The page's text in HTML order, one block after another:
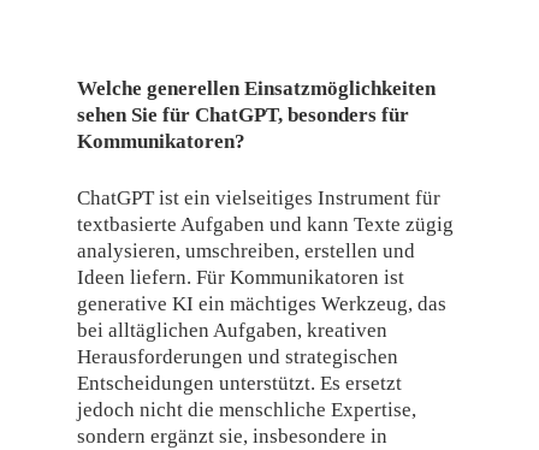
Welche generellen Einsatzmöglichkeiten
sehen Sie für ChatGPT, besonders für
Kommunikatoren?
ChatGPT ist ein vielseitiges Instrument für
textbasierte Aufgaben und kann Texte zügig
analysieren, umschreiben, erstellen und
Ideen liefern. Für Kommunikatoren ist
generative KI ein mächtiges Werkzeug, das
bei alltäglichen Aufgaben, kreativen
Herausforderungen und strategischen
Entscheidungen unterstützt. Es ersetzt
jedoch nicht die menschliche Expertise,
sondern ergänzt sie, insbesondere in